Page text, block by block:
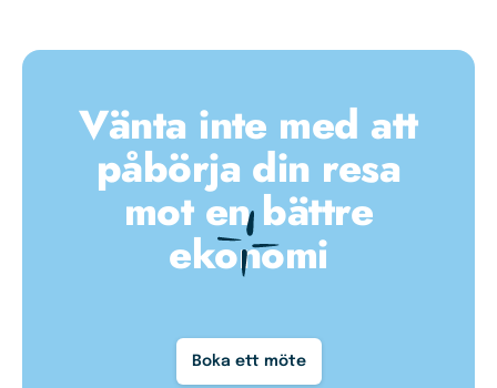
Vänta inte med att
påbörja din resa
mot en bättre
ekonomi
Boka ett möte